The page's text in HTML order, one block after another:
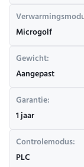
Microgolf
Gewicht:
Aangepast
Garantie:
1 jaar
Controlemodus:
PLC